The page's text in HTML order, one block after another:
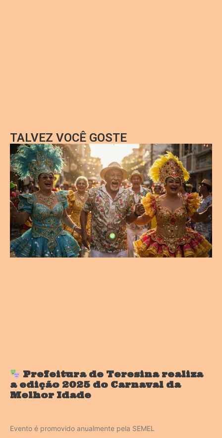
TALVEZ VOCÊ GOSTE
Prefeitura de Teresina realiza
a edição 2025 do Carnaval da
Melhor Idade
Evento é promovido anualmente pela SEMEL